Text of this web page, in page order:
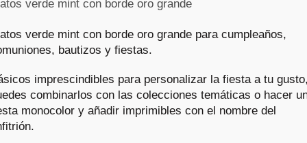
verde mint con borde oro grande
verde mint con borde oro grande para cumpleaños,
bautizos y fiestas.
imprescindibles para personalizar la fiestaa tu
combinarlos con las colecciones temáticas o hacer
monocolor y añadir imprimibles con el nombre del